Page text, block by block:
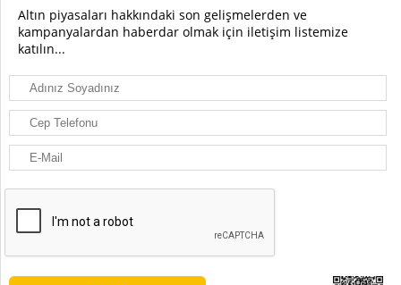
Altın piyasaları hakkındaki son gelişmelerden ve
kampanyalardan haberdar olmak için iletişim listemize
katılın...